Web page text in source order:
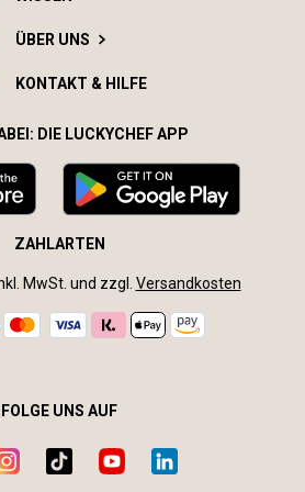
ÜBER UNS
KONTAKT & HILFE
DIE LUCKYCHEF APP
ZAHLARTEN
MwSt. und zzgl. Versandkosten
FOLGE UNS AUF